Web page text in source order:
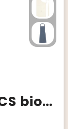
Odisha 200 g/m² OCS biologisch katoenen schort